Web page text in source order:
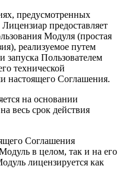
предусмотренных
предоставляет
Модуля (простая
реализуемое путем
запуска Пользователем
технической
настоящего Соглашения.
на основании
весь срок действия
Соглашения
в целом, так и на его
лицензируется как